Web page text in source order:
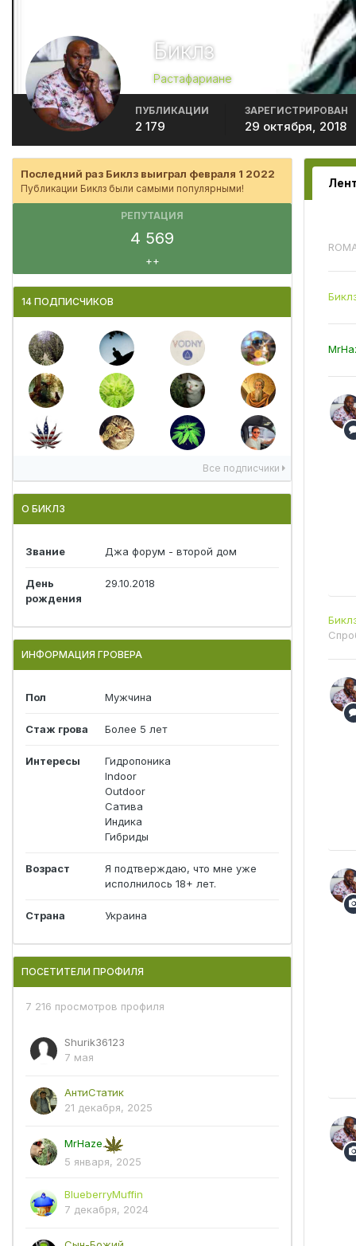
Биклз
Растафариане
ПУБЛИКАЦИИ
2 179
ЗАРЕГИСТРИРОВАН
29 октября, 2018
Последний раз Биклз выиграл февраля 1 2022
Публикации Биклз были самыми популярными!
РЕПУТАЦИЯ
4 569
++
14 ПОДПИСЧИКОВ
Все подписчики
О БИКЛЗ
Звание Джа форум - второй дом
День
рождения
29.10.2018
ИНФОРМАЦИЯ ГРОВЕРА
Пол Мужчина
Стаж грова Более 5 лет
Интересы
Гидропоника
Indoor
Outdoor
Сатива
Индика
Гибриды
Возраст
Я подтверждаю, что мне уже
исполнилось 18+ лет.
Страна Украина
ПОСЕТИТЕЛИ ПРОФИЛЯ
7 216 просмотров профиля
Shurik36123
7 мая
АнтиСтатик
21 декабря, 2025
MrHaze
5 января, 2025
BlueberryMuffin
7 декабря, 2024